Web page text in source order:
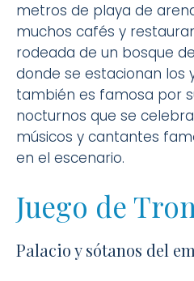
metros de playa de
muchos cafés y
rodeada de un bosque
donde se estacionan los
también es famosa por
nocturnos que se
músicos y cantantes
en el escenario.
Juego de
Palacio y sótanos del